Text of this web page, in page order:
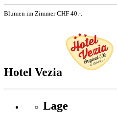
Blumen im Zimmer CHF 40.-.
Hotel Vezia
Lage